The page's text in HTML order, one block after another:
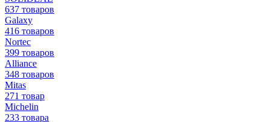
637 товаров
Galaxy
416 товаров
Nortec
399 товаров
Alliance
348 товаров
Mitas
271 товар
Michelin
233 товара